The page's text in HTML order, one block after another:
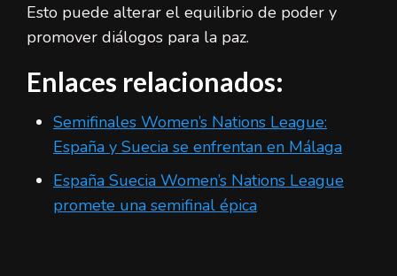
Esto puede alterar el equilibrio de poder y
promover diálogos para la paz.
Enlaces relacionados:
Semifinales Women’s Nations League:
España y Suecia se enfrentan en Málaga
España Suecia Women’s Nations League
promete una semifinal épica